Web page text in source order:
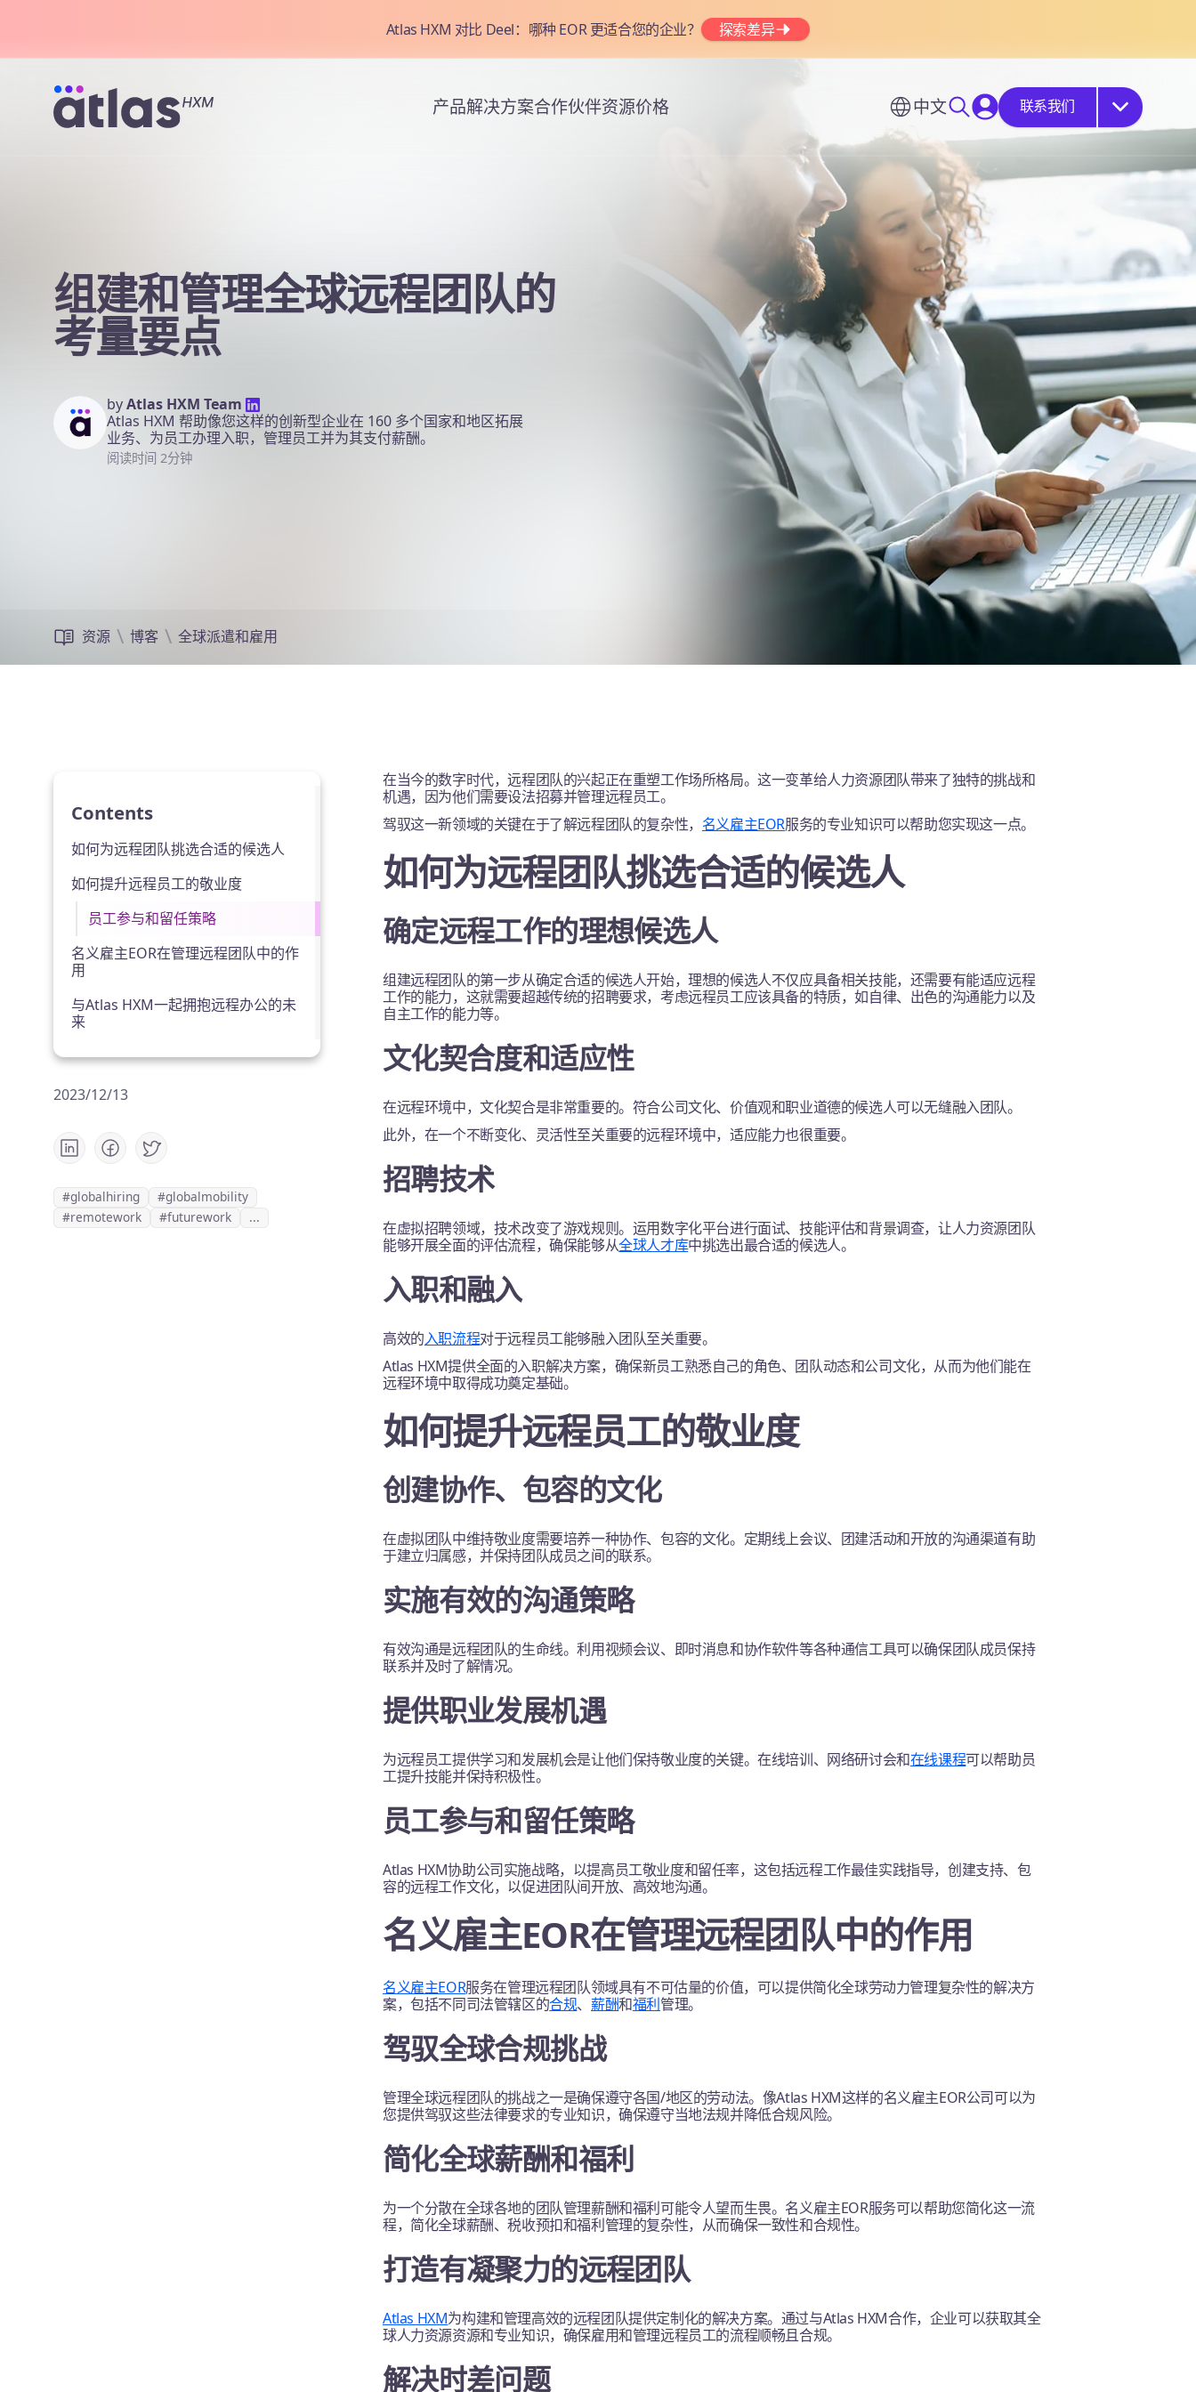
Atlas HXM 对比 Deel：哪种 EOR 更适合您的企业？ 探索差异
产品解决方案合作伙伴资源价格 中文 联系我们
组建和管理全球远程团队的
考量要点
byAtlas HXM Team
Atlas HXM 帮助像您这样的创新型企业在 160 多个国家和地区拓展
业务、为员工办理入职，管理员工并为其支付薪酬。
阅读时间 2分钟
资源 博客 全球派遣和雇用
Contents
如何为远程团队挑选合适的候选人
如何提升远程员工的敬业度
员工参与和留任策略
名义雇主EOR在管理远程团队中的作
用
与Atlas HXM一起拥抱远程办公的未
来
2023/12/13
#globalhiring
#globalmobility
#remotework
#futurework ...
在当今的数字时代，远程团队的兴起正在重塑工作场所格局。这一变革给人力资源团队带来了独特的挑战和
机遇，因为他们需要设法招募并管理远程员工。
驾驭这一新领域的关键在于了解远程团队的复杂性， 名义雇主EOR服务的专业知识可以帮助您实现这一点。
如何为远程团队挑选合适的候选人
确定远程工作的理想候选人
组建远程团队的第一步从确定合适的候选人开始，理想的候选人不仅应具备相关技能，还需要有能适应远程
工作的能力，这就需要超越传统的招聘要求，考虑远程员工应该具备的特质，如自律、出色的沟通能力以及
自主工作的能力等。
文化契合度和适应性
在远程环境中，文化契合是非常重要的。符合公司文化、价值观和职业道德的候选人可以无缝融入团队。
此外，在一个不断变化、灵活性至关重要的远程环境中，适应能力也很重要。
招聘技术
在虚拟招聘领域，技术改变了游戏规则。运用数字化平台进行面试、技能评估和背景调查，让人力资源团队
能够开展全面的评估流程，确保能够从全球人才库中挑选出最合适的候选人。
入职和融入
高效的入职流程对于远程员工能够融入团队至关重要。
Atlas HXM提供全面的入职解决方案，确保新员工熟悉自己的角色、团队动态和公司文化，从而为他们能在
远程环境中取得成功奠定基础。
如何提升远程员工的敬业度
创建协作、包容的文化
在虚拟团队中维持敬业度需要培养一种协作、包容的文化。定期线上会议、团建活动和开放的沟通渠道有助
于建立归属感，并保持团队成员之间的联系。
实施有效的沟通策略
有效沟通是远程团队的生命线。利用视频会议、即时消息和协作软件等各种通信工具可以确保团队成员保持
联系并及时了解情况。
提供职业发展机遇
为远程员工提供学习和发展机会是让他们保持敬业度的关键。在线培训、网络研讨会和在线课程可以帮助员
工提升技能并保持积极性。
员工参与和留任策略
Atlas HXM协助公司实施战略，以提高员工敬业度和留任率，这包括远程工作最佳实践指导，创建支持、包
容的远程工作文化，以促进团队间开放、高效地沟通。
名义雇主EOR在管理远程团队中的作用
名义雇主EOR服务在管理远程团队领域具有不可估量的价值，可以提供简化全球劳动力管理复杂性的解决方
案，包括不同司法管辖区的合规、薪酬和福利管理。
驾驭全球合规挑战
管理全球远程团队的挑战之一是确保遵守各国/地区的劳动法。像Atlas HXM这样的名义雇主EOR公司可以为
您提供驾驭这些法律要求的专业知识，确保遵守当地法规并降低合规风险。
简化全球薪酬和福利
为一个分散在全球各地的团队管理薪酬和福利可能令人望而生畏。名义雇主EOR服务可以帮助您简化这一流
程，简化全球薪酬、税收预扣和福利管理的复杂性，从而确保一致性和合规性。
打造有凝聚力的远程团队
Atlas HXM为构建和管理高效的远程团队提供定制化的解决方案。通过与Atlas HXM合作，企业可以获取其全
球人力资源资源和专业知识，确保雇用和管理远程员工的流程顺畅且合规。
解决时差问题